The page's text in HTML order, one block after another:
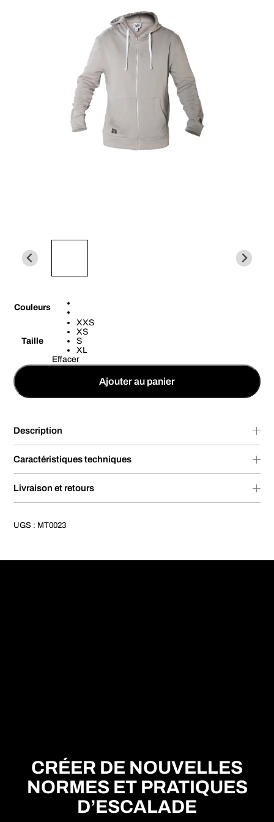
Couleurs
Taille
XXS
XS
S
XL
Effacer
Ajouter au panier
Description
Caractéristiques techniques
Livraison et retours
UGS : MT0023
CRÉER DE NOUVELLES
NORMES ET PRATIQUES
D’ESCALADE